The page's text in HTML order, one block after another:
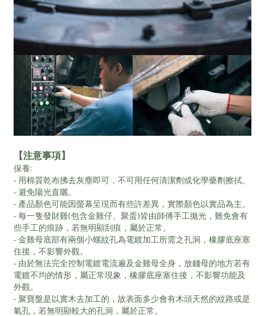
【注意事項】
保養:
- 用棉質乾布拂去灰塵即可，不可用任何清潔劑或化學藥劑擦拭。
- 避免陽光直曬。
- 產品顏色可能因螢幕呈現而有些許差異，實際顏色以實品為主。
- 每一隻發財雞(包含金雞仔、聚蛋)皆由師傅手工拋光，難免會有
些手工的痕跡，若無明顯刮痕，屬於正常。
- 金雞母底部有兩個小螺紋孔為電鍍加工所需之孔洞，橡膠底座塞
住後，不影響外觀。
- 由於無法完全控制電鍍電流遍及金雞母全身，放錢母的地方若有
電鍍不均的情形，屬正常現象，橡膠底座塞住後，不影響功能及
外觀。
- 聚寶盤是以實木去加工的，故表面多少會有木頭天然的紋路或是
氣孔，若無明顯較大的孔洞，屬於正常。